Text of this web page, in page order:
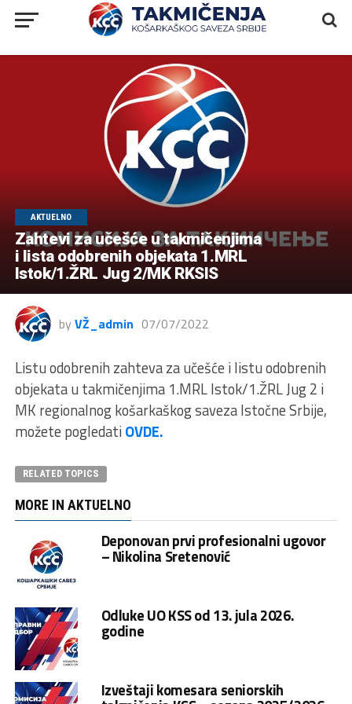
AKTUELNO
Zahtevi za učešće u takmičenjima
i lista odobrenih objekata 1.MRL
Istok/1.ŽRL Jug 2/MK RKSIS
by VŽ_admin 07/07/2022
Listu odobrenih zahteva za učešće i listu odobrenih
objekata u takmičenjima 1.MRL Istok/1.ŽRL Jug 2 i
MK regionalnog košarkaškog saveza Istočne Srbije,
možete pogledatiOVDE.
RELATED TOPICS
MORE IN AKTUELNO
Deponovan prvi profesionalni ugovor
– Nikolina Sretenović
Odluke UO KSS od 13. jula 2026.
godine
Izveštaji komesara seniorskih